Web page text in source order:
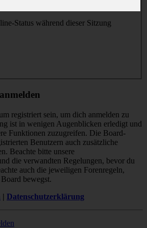
Status während dieser Sitzung
registriert sein, um dich anmelden zu
ist in wenigen Augenblicken erledigt und
Funktionen zuzugreifen. Die Board-
Benutzern auch zusätzliche
Beachte bitte unsere
die verwandten Regelungen, bevor du
auch die jeweiligen Forenregeln,
bewegst.
| Datenschutzerklärung